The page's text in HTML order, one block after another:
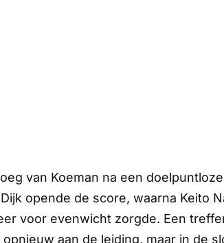
van Koeman na een
opende de score, waarna Keito
voor evenwicht zorgde. Een
opnieuw aan de leiding, maar in de